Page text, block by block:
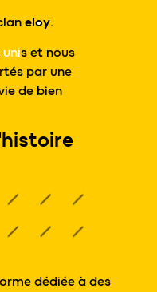
eloy.
unis et nous
par une
de bien
dédiée à des